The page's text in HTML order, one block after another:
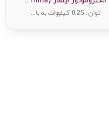
توان : 0.25 کیلووات به با...